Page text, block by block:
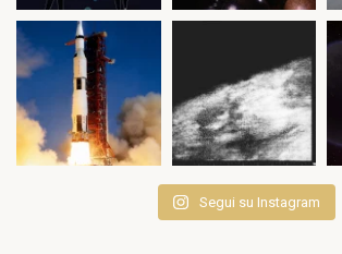
Segui su Instagram